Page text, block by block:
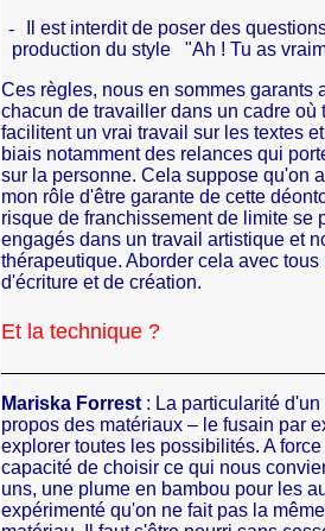
-
Il est interdit de poser des
production du style "Ah ! Tu as
Ces règles, nous en sommes garants
chacun de travailler dans un cadre
facilitent un vrai travail sur les textes
biais notamment des relances qui
sur la personne. Cela suppose qu'on
mon rôle d'être garante de cette
risque de franchissement de limite se
engagés dans un travail artistique et
thérapeutique. Aborder cela avec
d'écriture et de création.
Et la technique ?
Mariska Forrest : La particularité
propos des matériaux – le fusain par
explorer toutes les possibilités. A
capacité de choisir ce qui nous
uns, une plume en bambou pour les
expérimenté qu'on ne fait pas la